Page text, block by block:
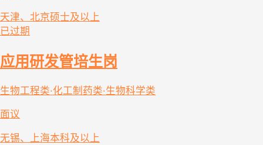
天津、北京硕士及以上
已过期
应用研发管培生岗
生物工程类·化工制药类·生物科学类
面议
无锡、上海本科及以上